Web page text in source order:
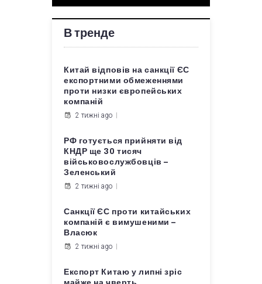
В тренде
Китай відповів на санкції ЄС
експортними обмеженнями
проти низки європейських
компаній
2 тижні ago
РФ готується прийняти від
КНДР ще 30 тисяч
військовослужбовців –
Зеленський
2 тижні ago
Санкції ЄС проти китайських
компаній є вимушеними –
Власюк
2 тижні ago
Експорт Китаю у липні зріс